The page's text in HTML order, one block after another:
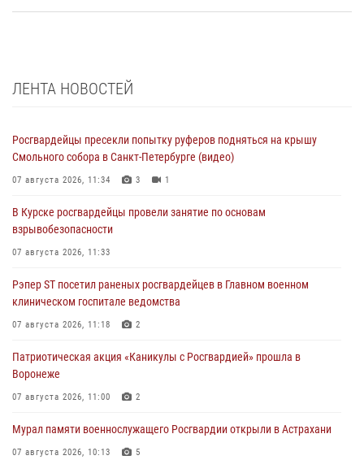
ЛЕНТА НОВОСТЕЙ
Росгвардейцы пресекли попытку руферов подняться на крышу
Смольного собора в Санкт-Петербурге (видео)
07 августа 2026, 11:34 3 1
В Курске росгвардейцы провели занятие по основам
взрывобезопасности
07 августа 2026, 11:33
Рэпер ST посетил раненых росгвардейцев в Главном военном
клиническом госпитале ведомства
07 августа 2026, 11:18 2
Патриотическая акция «Каникулы с Росгвардией» прошла в
Воронеже
07 августа 2026, 11:00 2
Мурал памяти военнослужащего Росгвардии открыли в Астрахани
07 августа 2026, 10:13 5